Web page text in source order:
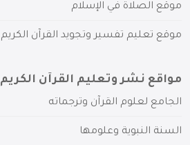
موقع الصلاة في الإسلام
موقع تعليم تفسير وتجويد القرآن الكريم
مواقع نشر وتعليم القرآن الكريم
الجامع لعلوم القرآن وترجماته
السنة النبوية وعلومها